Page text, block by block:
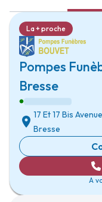
Pompes
Bresse
La + proche
17 Et 17 Bis
Bresse
A